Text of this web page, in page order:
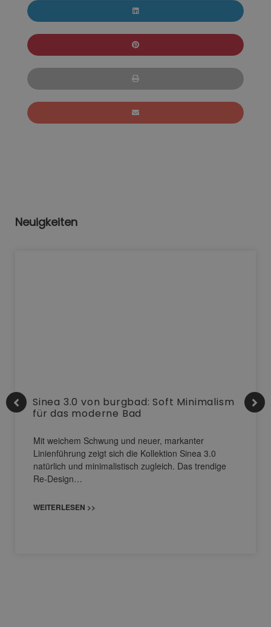
Neuigkeiten
Sinea 3.0 von burgbad: Soft Minimalism
für das moderne Bad
Mit weichem Schwung und neuer, markanter
Linienführung zeigt sich die Kollektion Sinea 3.0
natürlich und minimalistisch zugleich. Das trendige
Re-Design…
WEITERLESEN >>